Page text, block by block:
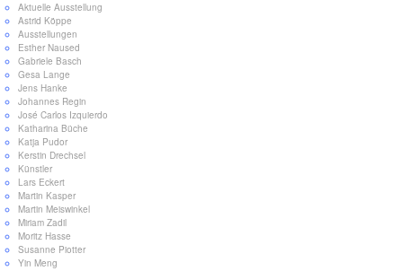
Aktuelle Ausstellung
Astrid Köppe
Ausstellungen
Esther Naused
Gabriele Basch
Gesa Lange
Jens Hanke
Johannes Regin
José Carlos Izquierdo
Katharina Büche
Katja Pudor
Kerstin Drechsel
Künstler
Lars Eckert
Martin Kasper
Martin Meiswinkel
Miriam Zadil
Moritz Hasse
Susanne Piotter
Yin Meng